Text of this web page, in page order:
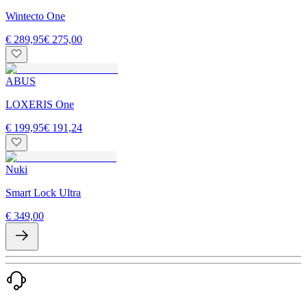
Wintecto One
€ 289,95€ 275,00
ABUS
LOXERIS One
€ 199,95€ 191,24
Nuki
Smart Lock Ultra
€ 349,00